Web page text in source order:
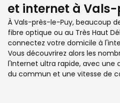
et internet à
À Vals-près-le-Puy, beaucoup
fibre optique ou au Très Haut
connectez votre domicile à
Vous découvrirez alors les
l'Internet ultra rapide, avec une
du commun et une vitesse de